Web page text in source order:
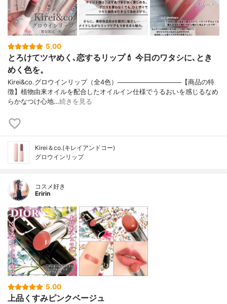
5.00
とろけてツヤめく､恋するリップ💄 今日のワタシに､とき
めく色を。
Kirei&co.グロウインリップ（全4色）──────────────【商品の特
徴】植物由来オイルを配合したオイルイン仕様でうるおいを感じるなめ
らかなつけ心地…続きを見る
Kirei＆co.(キレイアンドコー)
グロウインリップ
コスメ好き
Eririn
5.00
上品くすみピンクベージュ